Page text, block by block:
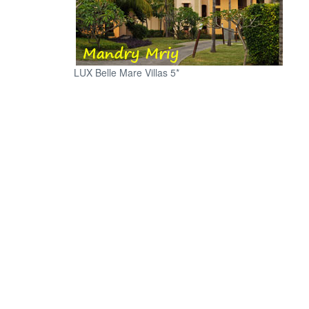
LUX Belle Mare Villas 5*